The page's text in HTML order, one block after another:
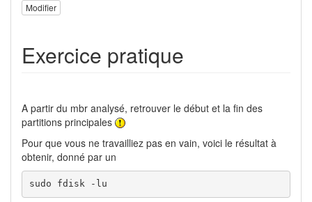
Modifier
Exercice pratique
A partir du mbr analysé, retrouver le début et la fin des
partitions principales
Pour que vous ne travailliez pas en vain, voici le résultat à
obtenir, donné par un
sudo fdisk -lu